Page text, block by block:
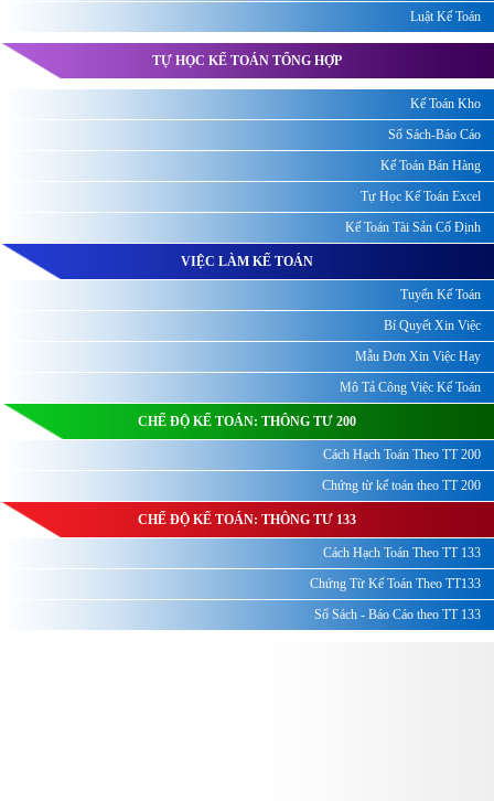
Luật Kế Toán
TỰ HỌC KẾ TOÁN TỔNG HỢP
Kế Toán Kho
Sổ Sách-Báo Cáo
Kế Toán Bán Hàng
Tự Học Kế Toán Excel
Kế Toán Tài Sản Cố Định
VIỆC LÀM KẾ TOÁN
Tuyển Kế Toán
Bí Quyết Xin Việc
Mẫu Đơn Xin Việc Hay
Mô Tả Công Việc Kế Toán
CHẾ ĐỘ KẾ TOÁN: THÔNG TƯ 200
Cách Hạch Toán Theo TT 200
Chứng từ kế toán theo TT 200
CHẾ ĐỘ KẾ TOÁN: THÔNG TƯ 133
Cách Hạch Toán Theo TT 133
Chứng Từ Kế Toán Theo TT133
Sổ Sách - Báo Cáo theo TT 133